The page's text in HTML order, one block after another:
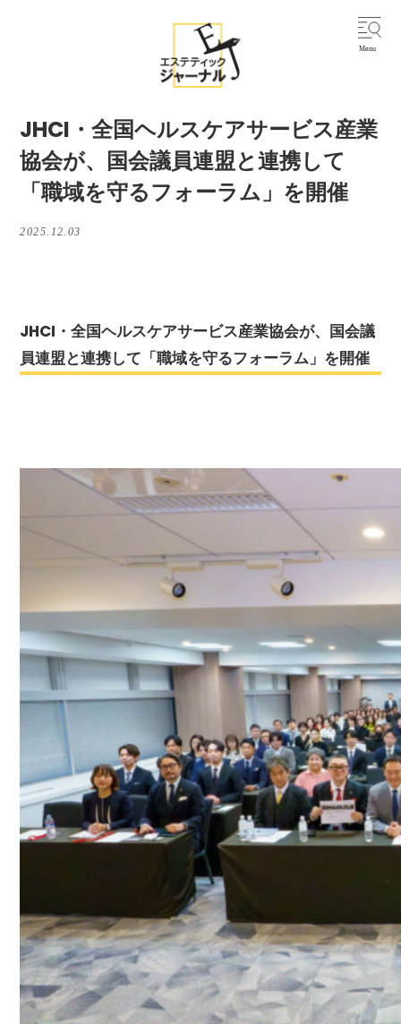
JHCI・全国ヘルスケアサービス産業
協会が、国会議員連盟と連携して
「職域を守るフォーラム」を開催
2025.12.03
JHCI・全国ヘルスケアサービス産業協会が、国会議
員連盟と連携して「職域を守るフォーラム」を開催